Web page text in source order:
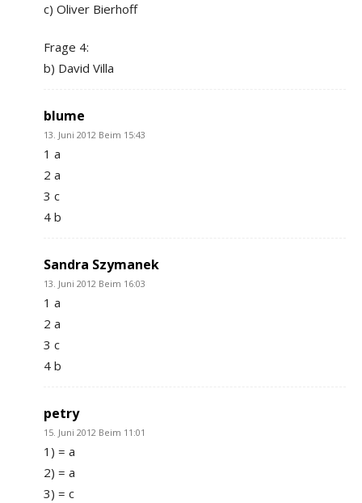
c) Oliver Bierhoff
Frage 4:
b) David Villa
blume
13. Juni 2012 Beim 15:43
1 a
2 a
3 c
4 b
Sandra Szymanek
13. Juni 2012 Beim 16:03
1 a
2 a
3 c
4 b
petry
15. Juni 2012 Beim 11:01
1) = a
2) = a
3) = c